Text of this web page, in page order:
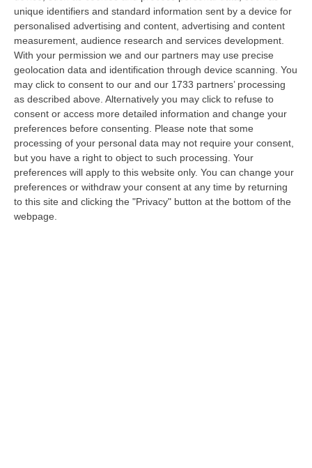
unique identifiers and standard information sent by a device for
personalised advertising and content, advertising and content
measurement, audience research and services development.
With your permission we and our partners may use precise
geolocation data and identification through device scanning. You
may click to consent to our and our 1733 partners’ processing
as described above. Alternatively you may click to refuse to
consent or access more detailed information and change your
preferences before consenting.
Please note that some
processing of your personal data may not require your consent,
but you have a right to object to such processing. Your
preferences will apply to this website only. You can change your
preferences or withdraw your consent at any time by returning
to this site and clicking the "Privacy" button at the bottom of the
webpage.
sociale europeo (27 procedure attivate). Al
precedente aggiornamento di fine agosto,
che aveva fatto registrare un passo un po’ più
spedito la spesa specifica era stata pari a
571 milioni, 63 le procedure attivate. La
programmazione dei fondi comunitari per il
ciclo 2021-2027, che ammontano
complessivamente a oltre3,1 miliardi,si
fonda su alcuni obiettivi generali o priorità
declinati essenzialmente in questi punti: